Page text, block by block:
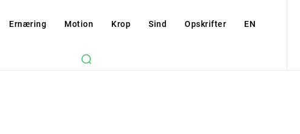
Ernæring Motion Krop Sind Opskrifter EN